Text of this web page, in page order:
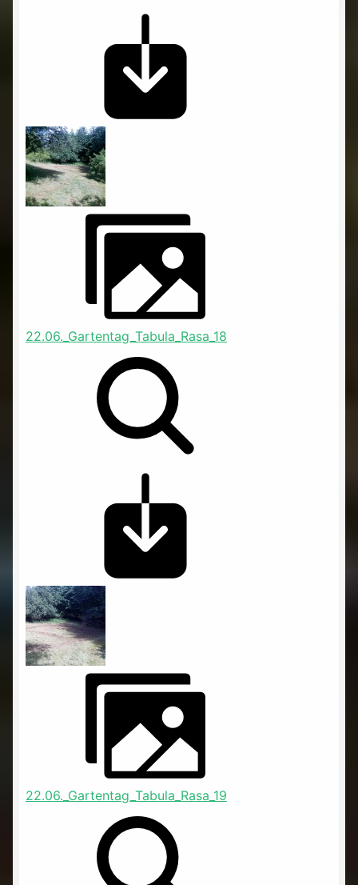
22.06._Gartentag_Tabula_Rasa_18
22.06._Gartentag_Tabula_Rasa_19